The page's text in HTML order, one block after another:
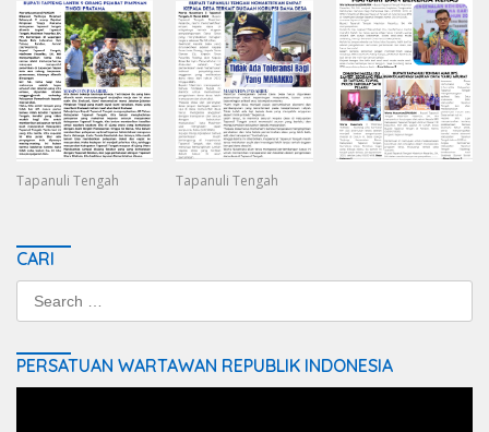
Tapanuli Tengah Tapanuli Tengah
CARI
PERSATUAN WARTAWAN REPUBLIK INDONESIA